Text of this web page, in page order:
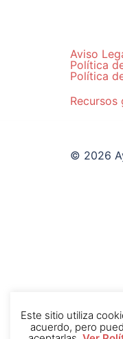
Aviso
Política
Política
© 2026
Este sitio utiliza
acuerdo, pero